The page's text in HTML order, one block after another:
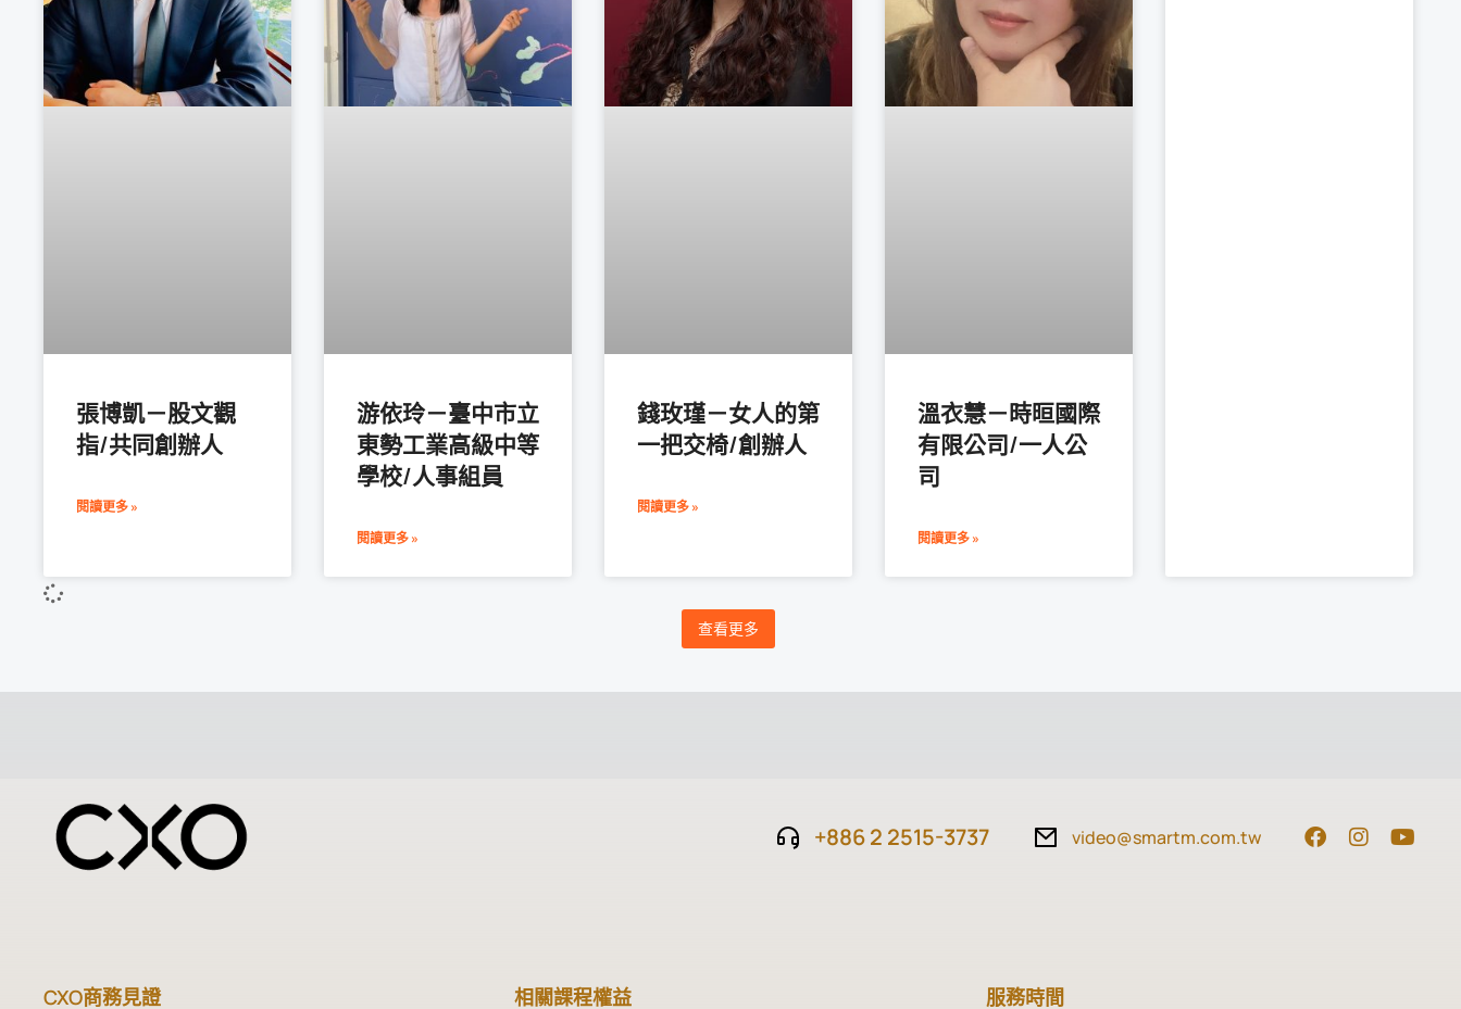
張博凱－股文觀
指/共同創辦人
閱讀更多 »
游依玲－臺中市立
東勢工業高級中等
學校/人事組員
閱讀更多 »
錢玫瑾－女人的第
一把交椅/創辦人
閱讀更多 »
溫衣慧－時晅國際
有限公司/一人公
司
閱讀更多 »
查看更多
+886 2 2515-3737 video@smartm.com.tw
CXO商務見證 相關課程權益 服務時間